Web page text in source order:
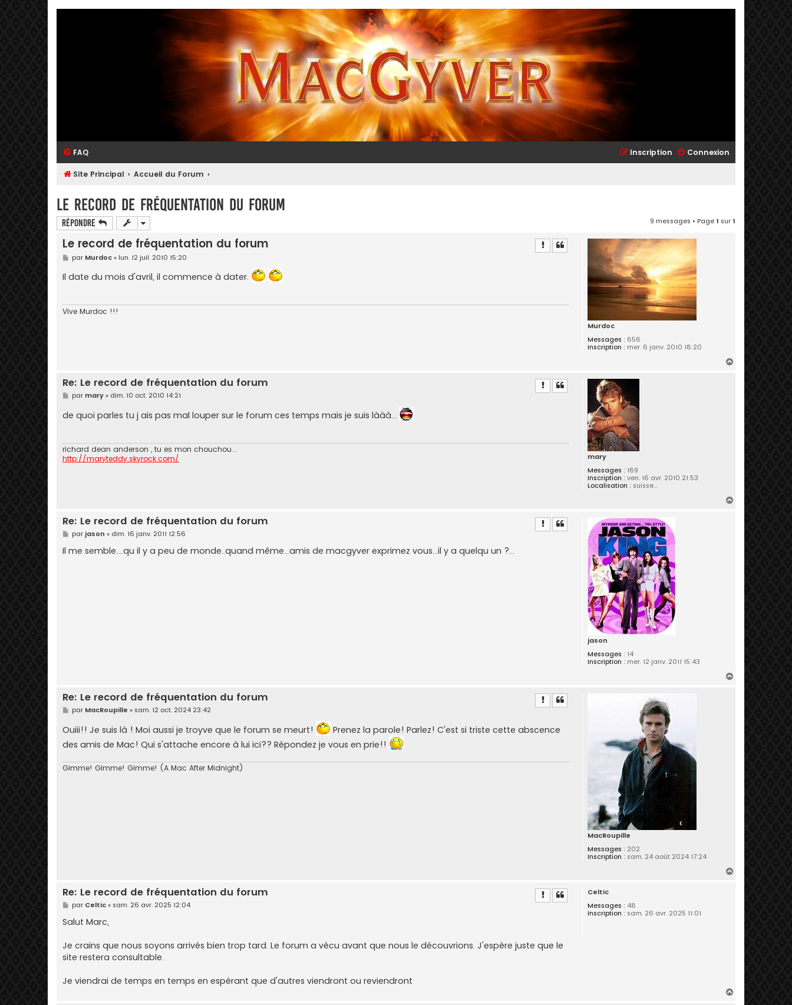
FAQ Connexion
Inscription
Site Principal Accueil du Forum
Le record de fréquentation du forum
Répondre 9 messages • Page1 sur1
Murdoc
Messages : 656
Inscription : mer. 6 janv. 2010 18:20
Le record de fréquentation du forum
M
e
s
s
e
par Murdoc» lun. 12 juil. 2010 15:20
Il date du mois d'avril, il commence à dater.
Vive Murdoc !!!
mary
Messages : 189
Inscription : ven. 16 avr. 2010 21:53
Localisation : suisse...
Re: Le record de fréquentation du forum
M
e
s
par mary» dim. 10 oct. 2010 14:21
de quoi parles tu j ais pas mal louper sur le forum ces temps mais je suis lààà...
richard dean anderson , tu es mon chouchou...
http://maryteddy.skyrock.com/
jason
Messages : 14
Inscription : mer. 12 janv. 2011 15:43
Re: Le record de fréquentation du forum
M
e
s
s
par jason » dim. 16 janv. 2011 12:56
Il me semble....qu il y a peu de monde..quand même...amis de macgyver exprimez vous...il y a quelqu un ?...
MacRoupille
Messages : 202
Inscription : sam. 24 août 2024 17:24
Re: Le record de fréquentation du forum
M
e
s
g
par MacRoupille » sam. 12 oct. 2024 23:42
Ouiii!! Je suis là ! Moi aussi je troyve que le forum se meurt!
Prenez la parole! Parlez! C'est si triste cette abscence
des amis de Mac! Qui s'attache encore à lui ici?? Répondez je vous en prie!!
Gimme! Gimme! Gimme! (A Mac After Midnight)
Celtic
Messages : 48
Inscription : sam. 26 avr. 2025 11:01
Re: Le record de fréquentation du forum
M
e
s
s
g
e
par Celtic» sam. 26 avr. 2025 12:04
Salut Marc,
Je crains que nous soyons arrivés bien trop tard. Le forum a vécu avant que nous le découvrions. J'espère juste que le
site restera consultable.
Je viendrai de temps en temps en espérant que d'autres viendront ou reviendront